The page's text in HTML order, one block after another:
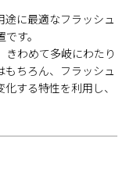
に最適なフラッシュ
す。
わめて多岐にわたり
ちろん、フラッシュ
する特性を利用し、